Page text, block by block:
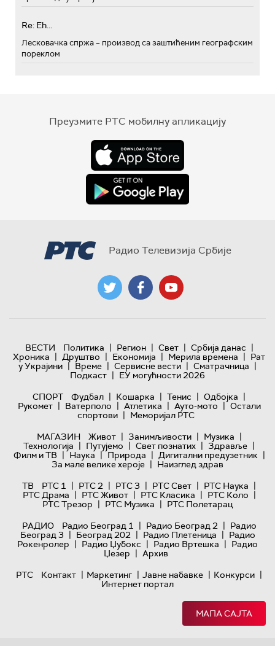
Re: Eh...
Лесковачка спржа – производ са заштићеним географским
пореклом
Преузмите РТС мобилну апликацију
Радио Телевизија Србије
ВЕСТИ Политика | Регион | Свет | Србија данас |
Хроника | Друштво | Економија | Мерила времена | Рат
у Украјини | Време | Сервисне вести | Сматрачница |
Подкаст | ЕУ могућности 2026
СПОРТ
Фудбал | Кошарка | Тенис | Одбојка |
Рукомет | Ватерполо | Атлетика | Ауто-мото | Остали
спортови | Меморијал РТС
МАГАЗИН
Живот | Занимљивости | Музика |
Технологијa | Путујемо | Свет познатих | Здравље |
Филм и ТВ | Наука | Природа | Дигитални предузетник |
За мале велике хероје | Наизглед здрав
ТВ
РТС 1 | РТС 2 | РТС 3 | РТС Свет | РТС Наука |
РТС Драма | РТС Живот | РТС Класика | РТС Коло |
РТС Трезор | РТС Музика | РТС Полетарац
РАДИО
Радио Београд 1 | Радио Београд 2 | Радио
Београд 3 | Београд 202 | Радио Плетеница | Радио
Рокенролер | Радио Џубокс | Радио Вртешка | Радио
Џезер | Архив
РТС
Контакт | Маркетинг | Јавне набавке | Конкурси |
Интернет портал
МАПА САЈТА